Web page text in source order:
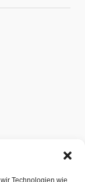
Technologien wie